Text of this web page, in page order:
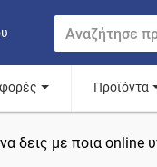
Προϊόντα
δεις με ποια